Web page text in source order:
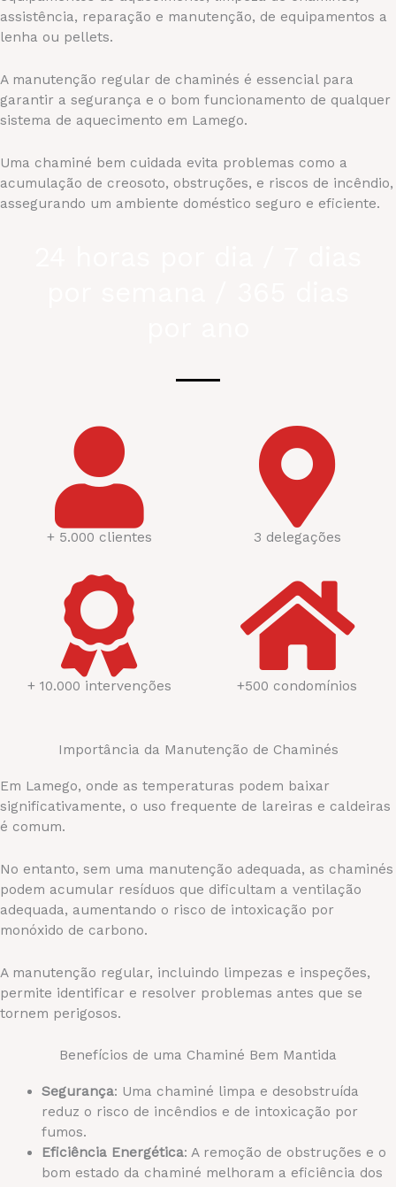
assistência, reparação e manutenção, de equipamentos a
lenha ou pellets.
A manutenção regular de chaminés é essencial para
garantir a segurança e o bom funcionamento de qualquer
sistema de aquecimento em Lamego.
Uma chaminé bem cuidada evita problemas como a
acumulação de creosoto, obstruções, e riscos de incêndio,
assegurando um ambiente doméstico seguro e eficiente.
+ 5.000 clientes 3 delegações
+ 10.000 intervenções +500 condomínios
Importância da Manutenção de Chaminés
Em Lamego, onde as temperaturas podem baixar
significativamente, o uso frequente de lareiras e caldeiras
é comum.
No entanto, sem uma manutenção adequada, as chaminés
podem acumular resíduos que dificultam a ventilação
adequada, aumentando o risco de intoxicação por
monóxido de carbono.
A manutenção regular, incluindo limpezas e inspeções,
permite identificar e resolver problemas antes que se
tornem perigosos.
Benefícios de uma Chaminé Bem Mantida
Segurança: Uma chaminé limpa e desobstruída
reduz o risco de incêndios e de intoxicação por
fumos.
Eficiência Energética: A remoção de obstruções e o
bom estado da chaminé melhoram a eficiência dos